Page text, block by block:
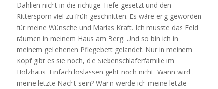
Dahlien nicht in die richtige Tiefe gesetzt und den
Rittersporn viel zu früh geschnitten. Es wäre eng geworden
für meine Wünsche und Marias Kraft. Ich musste das Feld
räumen in meinem Haus am Berg. Und so bin ich in
meinem geliehenen Pflegebett gelandet. Nur in meinem
Kopf gibt es sie noch, die Siebenschläferfamilie im
Holzhaus. Einfach loslassen geht noch nicht. Wann wird
meine letzte Nacht sein? Wann werde ich meine letzte